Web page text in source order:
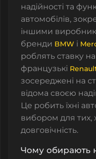
надійності та
автомобілів,
іншими
бренди BMW і
роблять ставку
французькі
зосереджені на
відома своєю
Це робить їхні
вибором для тих,
довговічність.
Чому обирають